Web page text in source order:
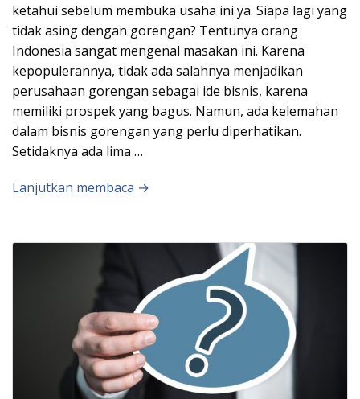
ketahui sebelum membuka usaha ini ya. Siapa lagi yang
tidak asing dengan gorengan? Tentunya orang
Indonesia sangat mengenal masakan ini. Karena
kepopulerannya, tidak ada salahnya menjadikan
perusahaan gorengan sebagai ide bisnis, karena
memiliki prospek yang bagus. Namun, ada kelemahan
dalam bisnis gorengan yang perlu diperhatikan.
Setidaknya ada lima …
Lanjutkan membaca →